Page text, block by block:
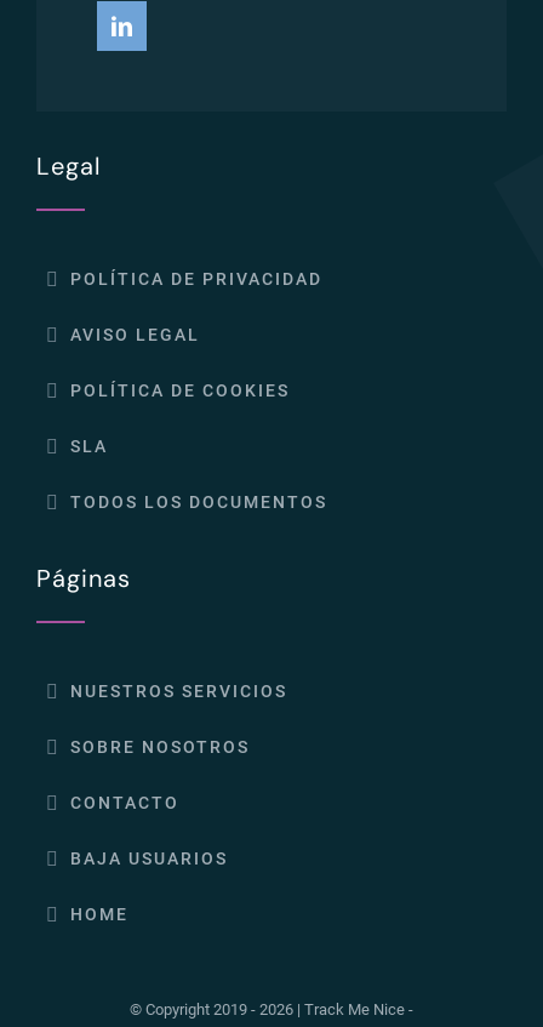
Legal
POLÍTICA DE PRIVACIDAD
AVISO LEGAL
POLÍTICA DE COOKIES
SLA
TODOS LOS DOCUMENTOS
Páginas
NUESTROS SERVICIOS
SOBRE NOSOTROS
CONTACTO
BAJA USUARIOS
HOME
© Copyright 2019 - 2026 | Track Me Nice -